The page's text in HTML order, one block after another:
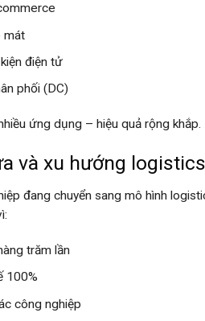
mát
điện tử
phối (DC)
ứng dụng – hiệu quả rộng khắp.
và xu hướng
đang chuyển sang mô hình
trăm lần
100%
công nghiệp